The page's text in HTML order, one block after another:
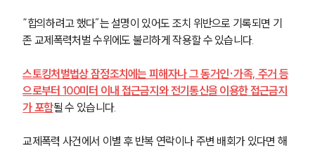
“합의하려고 했다”는 설명이 있어도 조치 위반으로 기록되면 기
존 교제폭력처벌 수위에도 불리하게 작용할 수 있습니다.
스토킹처벌법상 잠정조치에는 피해자나 그 동거인·가족, 주거 등
으로부터 100미터 이내 접근금지와 전기통신을 이용한 접근금지
가 포함될 수 있습니다.
교제폭력 사건에서 이별 후 반복 연락이나 주변 배회가 있다면 해